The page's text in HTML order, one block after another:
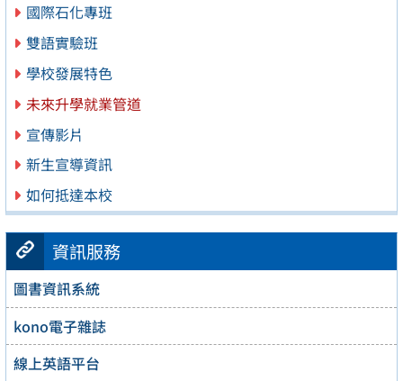
國際石化專班
雙語實驗班
學校發展特色
未來升學就業管道
宣傳影片
新生宣導資訊
如何抵達本校
資訊服務
圖書資訊系統
kono電子雜誌
線上英語平台